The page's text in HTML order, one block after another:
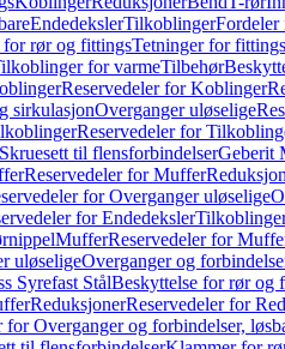
EndedekslerTilkoblingerFordeler
for rør og fittingsTetninger for fittings
for varmeTilbehør
Reservedeler for Koblinger
sirkulasjonOverganger uløselige
Reservedeler for
Skruesett til flensforbindelserGeberit
Reservedeler for Muffer
for Overganger uløselige
for Endedeksler
MufferReservedeler for
uløseligeOverganger og
Syrefast StålBeskyttelse for rør og
ReduksjonerReservedeler for
for Overganger og forbindelser,